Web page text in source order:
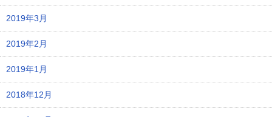
2019年3月
2019年2月
2019年1月
2018年12月